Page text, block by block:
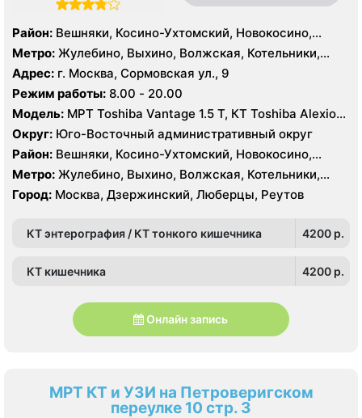
Район: Вешняки, Косино-Ухтомский, Новокосино,
Выхино-Жулебино, Кузьминки, Люблино, Некрасовка,
Печатники
Метро: Жулебино, Выхино, Волжская, Котельники,
Кузьминки, Нижегородская, Новогиреево, Печатники,
Рязанский проспект, Текстильщики, Косино,
Лухмановская, Окская, Улица Дмитриевского, Юго-
Восточная, Некрасовка
Адрес: г. Москва, Сормовская ул., 9
Режим работы: 8.00 - 20.00
Модель: МРТ Toshiba Vantage 1.5 Т, КТ Toshiba Alexion
16 срезов, УЗИ
Округ: Юго-Восточный административный округ
Район: Вешняки, Косино-Ухтомский, Новокосино,
Выхино-Жулебино, Кузьминки, Люблино, Некрасовка,
Печатники
Метро: Жулебино, Выхино, Волжская, Котельники,
Кузьминки, Нижегородская, Новогиреево, Печатники,
Рязанский проспект, Текстильщики, Косино,
Лухмановская, Окская, Улица Дмитриевского, Юго-
Восточная, Некрасовка
Город: Москва, Дзержинский, Люберцы, Реутов
КТ энтерография / КТ тонкого кишечника 4200 p.
КТ кишечника 4200 p.
Онлайн запись
МРТ КТ и УЗИ на Петроверигском
переулке 10 стр. 3